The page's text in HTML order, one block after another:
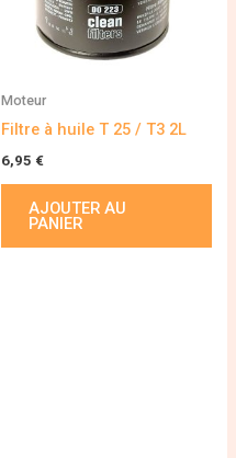
Moteur
Filtre à huile T 25 / T3 2L
6,95 €
AJOUTER AU
PANIER